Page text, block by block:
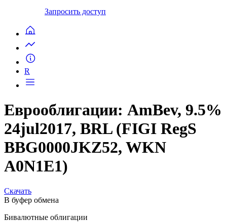
Запросить доступ
R
Еврооблигации: AmBev, 9.5%
24jul2017, BRL (FIGI RegS
BBG0000JKZ52, WKN
A0N1E1)
Скачать
В буфер обмена
Бивалютные облигации